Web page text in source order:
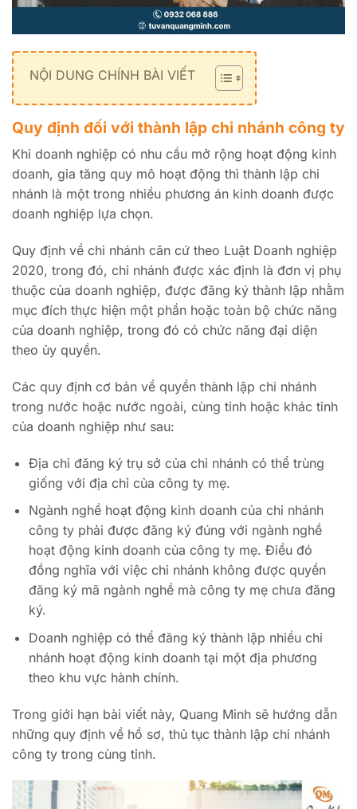
NỘI DUNG CHÍNH BÀI VIẾT
Quy định đối với thành lập chi nhánh công ty
Khi doanh nghiệp có nhu cầu mở rộng hoạt động kinh
doanh, gia tăng quy mô hoạt động thì thành lập chi
nhánh là một trong nhiều phương án kinh doanh được
doanh nghiệp lựa chọn.
Quy định về chi nhánh căn cứ theo Luật Doanh nghiệp
2020, trong đó, chi nhánh được xác định là đơn vị phụ
thuộc của doanh nghiệp, được đăng ký thành lập nhằm
mục đích thực hiện một phần hoặc toàn bộ chức năng
của doanh nghiệp, trong đó có chức năng đại diện
theo ủy quyền.
Các quy định cơ bản về quyền thành lập chi nhánh
trong nước hoặc nước ngoài, cùng tỉnh hoặc khác tỉnh
của doanh nghiệp như sau:
Địa chỉ đăng ký trụ sở của chi nhánh có thể trùng
giống với địa chỉ của công ty mẹ.
Ngành nghề hoạt động kinh doanh của chi nhánh
công ty phải được đăng ký đúng với ngành nghề
hoạt động kinh doanh của công ty mẹ. Điều đó
đồng nghĩa với việc chi nhánh không được quyền
đăng ký mã ngành nghề mà công ty mẹ chưa đăng
ký.
Doanh nghiệp có thể đăng ký thành lập nhiều chi
nhánh hoạt động kinh doanh tại một địa phương
theo khu vực hành chính.
Trong giới hạn bài viết này, Quang Minh sẽ hướng dẫn
những quy định về hồ sơ, thủ tục thành lập chi nhánh
công ty trong cùng tỉnh.